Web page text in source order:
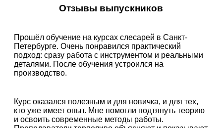
Отзывы выпускников
Прошёл обучение на курсах слесарей в Санкт-
Петербурге. Очень понравился практический
подход: сразу работа с инструментом и реальными
деталями. После обучения устроился на
производство.
Курс оказался полезным и для новичка, и для тех,
кто уже имеет опыт. Мне помогли подтянуть теорию
и освоить современные методы работы.